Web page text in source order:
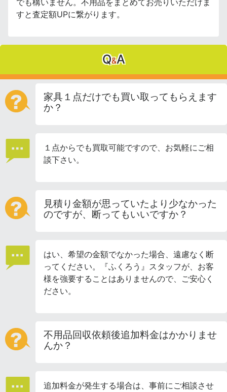
でも構いません。不用品をまとめてお売りいただけま
すと査定額UPに繋がります。
Q&A
家具１点だけでも買い取ってもらえます
か？
１点からでも買取可能ですので、お気軽にご相
談下さい。
見積り金額が思っていたより少なかった
のですが、断ってもいいですか？
はい、希望の金額でなかった場合、遠慮なく断
ってください。『ふくろう』スタッフが、お客
様を強要することはありませんので、ご安心く
ださい。
不用品回収依頼後追加料金はかかりませ
んか？
追加料金が発生する場合は、事前にご相談させ